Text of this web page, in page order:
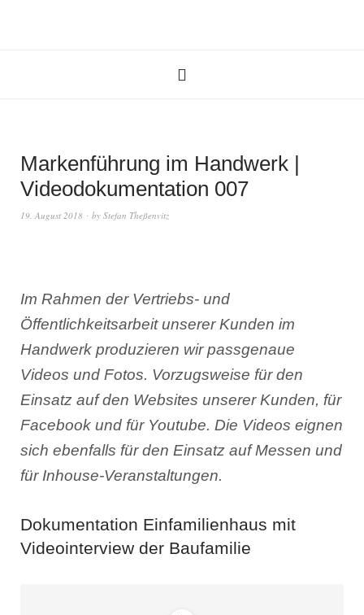
Markenführung im Handwerk |
Videodokumentation 007
19. August 2018 by Stefan Theßenvitz
Im Rahmen der Vertriebs- und
Öffentlichkeitsarbeit unserer Kunden im
Handwerk produzieren wir passgenaue
Videos und Fotos. Vorzugsweise für den
Einsatz auf den Websites unserer Kunden, für
Facebook und für Youtube. Die Videos eignen
sich ebenfalls für den Einsatz auf Messen und
für Inhouse-Veranstaltungen.
Dokumentation Einfamilienhaus mit
Videointerview der Baufamilie